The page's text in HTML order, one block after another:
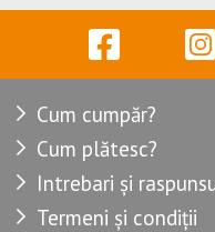
Cum cumpăr?
Cum plătesc?
Intrebari și
Termeni și condiții